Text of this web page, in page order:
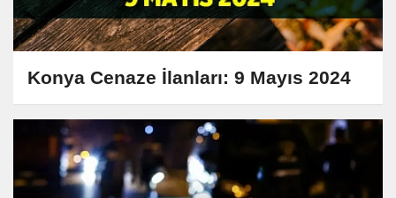
Konya Cenaze İlanları: 9 Mayıs 2024